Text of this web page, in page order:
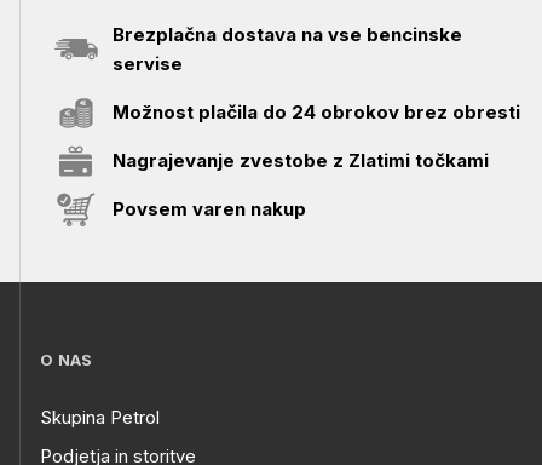
Brezplačna dostava na vse bencinske
servise
Možnost plačila do 24 obrokov brez obresti
Nagrajevanje zvestobe z Zlatimi točkami
Povsem varen nakup
O NAS
Skupina Petrol
Podjetja in storitve